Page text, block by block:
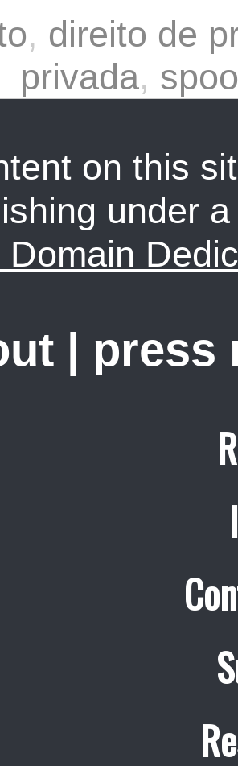
, direito de
privada,
on this
under
Domain
press